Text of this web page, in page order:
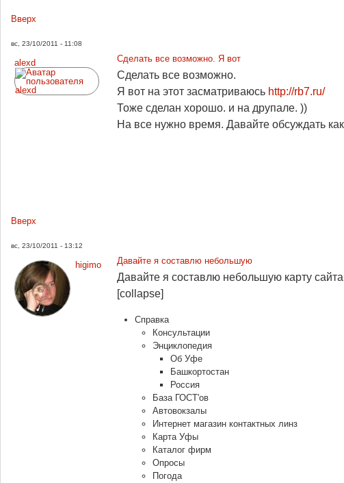
Вверх
вс, 23/10/2011 - 11:08
alexd
Сделать все возможно. Я вот
Сделать все возможно.
Я вот на этот засматриваюсь http://rb7.ru/
Тоже сделан хорошо. и на друпале. ))
На все нужно время. Давайте обсуждать
Вверх
вс, 23/10/2011 - 13:12
higimo
Давайте я составлю небольшую
Давайте я составлю небольшую карту сайта
[collapse]
Справка
Консультации
Энциклопедия
Об Уфе
Башкортостан
Россия
База ГОСТ'ов
Автовокзалы
Интернет магазин контактных линз
Карта Уфы
Каталог фирм
Опросы
Погода